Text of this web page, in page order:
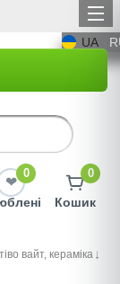
UA
0 0
Кошик
вайт, кераміка